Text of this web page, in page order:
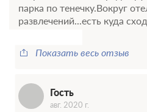
парка по тенечку.Вокруг
развлечений...есть куда
Показать весь отзыв
Гость
авг. 2020 г.